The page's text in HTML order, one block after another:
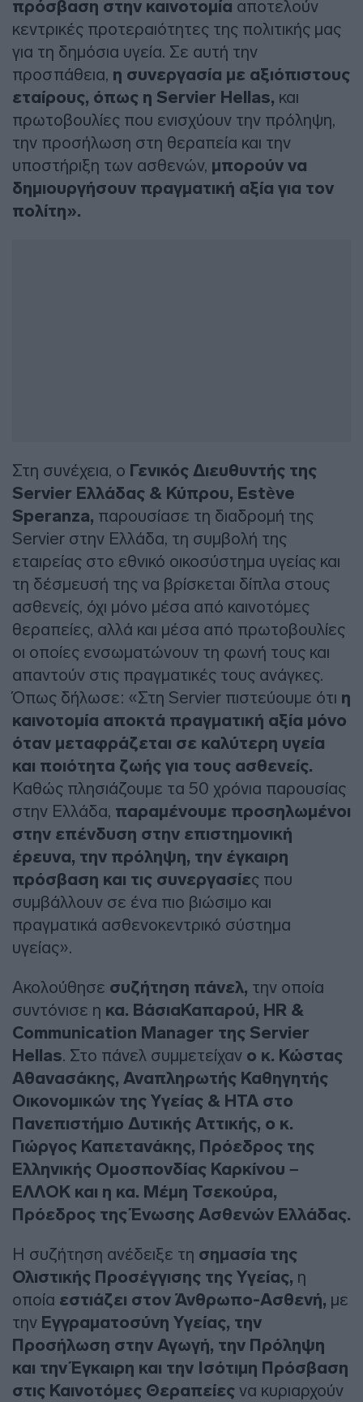
πρόσβαση στην καινοτομία αποτελούν
κεντρικές προτεραιότητες της πολιτικής μας
για τη δημόσια υγεία. Σε αυτή την
προσπάθεια, η συνεργασία με αξιόπιστους
εταίρους, όπως η Servier Hellas, και
πρωτοβουλίες που ενισχύουν την πρόληψη,
την προσήλωση στη θεραπεία και την
υποστήριξη των ασθενών, μπορούν να
δημιουργήσουν πραγματική αξία για τον
πολίτη».
Στη συνέχεια, ο Γενικός Διευθυντής της
Servier Ελλάδας & Κύπρου, Estève
Speranza, παρουσίασε τη διαδρομή της
Servier στην Ελλάδα, τη συμβολή της
εταιρείας στο εθνικό οικοσύστημα υγείας και
τη δέσμευσή της να βρίσκεται δίπλα στους
ασθενείς, όχι μόνο μέσα από καινοτόμες
θεραπείες, αλλά και μέσα από πρωτοβουλίες
οι οποίες ενσωματώνουν τη φωνή τους και
απαντούν στις πραγματικές τους ανάγκες.
Όπως δήλωσε: «Στη Servier πιστεύουμε ότι η
καινοτομία αποκτά πραγματική αξία μόνο
όταν μεταφράζεται σε καλύτερη υγεία
και ποιότητα ζωής για τους ασθενείς.
Καθώς πλησιάζουμε τα 50 χρόνια παρουσίας
στην Ελλάδα, παραμένουμε προσηλωμένοι
στην επένδυση στην επιστημονική
έρευνα, την πρόληψη, την έγκαιρη
πρόσβαση και τις συνεργασίες που
συμβάλλουν σε ένα πιο βιώσιμο και
πραγματικά ασθενοκεντρικό σύστημα
υγείας».
Ακολούθησε συζήτηση πάνελ, την οποία
συντόνισε η κα. Βάσια Καπαρού, HR &
Communication Manager της Servier
Hellas. Στο πάνελ συμμετείχαν ο κ. Κώστας
Αθανασάκης, Αναπληρωτής Καθηγητής
Οικονομικών της Υγείας & HTA στο
Πανεπιστήμιο Δυτικής Αττικής, ο κ.
Γιώργος Καπετανάκης, Πρόεδρος της
Ελληνικής Ομοσπονδίας Καρκίνου –
ΕΛΛΟΚ και η κα. Μέμη Τσεκούρα,
Πρόεδρος της Ένωσης Ασθενών Ελλάδας.
Η συζήτηση ανέδειξε τη σημασία της
Ολιστικής Προσέγγισης της Υγείας, η
οποία εστιάζει στον Άνθρωπο-Ασθενή, με
την Εγγραματοσύνη Υγείας, την
Προσήλωση στην Αγωγή, την Πρόληψη
και την Έγκαιρη και την Ισότιμη Πρόσβαση
στις Καινοτόμες Θεραπείες να κυριαρχούν